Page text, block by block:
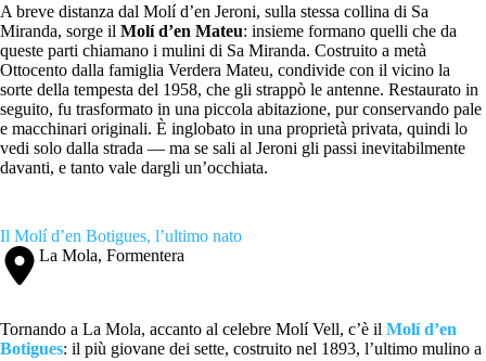
A breve distanza dal Molí d’en Jeroni, sulla stessa collina di Sa
Miranda, sorge il Molí d’en Mateu: insieme formano quelli che da
queste parti chiamano i mulini di Sa Miranda. Costruito a metà
Ottocento dalla famiglia Verdera Mateu, condivide con il vicino la
sorte della tempesta del 1958, che gli strappò le antenne. Restaurato in
seguito, fu trasformato in una piccola abitazione, pur conservando pale
e macchinari originali. È inglobato in una proprietà privata, quindi lo
vedi solo dalla strada — ma se sali al Jeroni gli passi inevitabilmente
davanti, e tanto vale dargli un’occhiata.
Il Molí d’en Botigues, l’ultimo nato
La Mola, Formentera
Tornando a La Mola, accanto al celebre Molí Vell, c’è il Molí d’en
Botigues: il più giovane dei sette, costruito nel 1893, l’ultimo mulino a